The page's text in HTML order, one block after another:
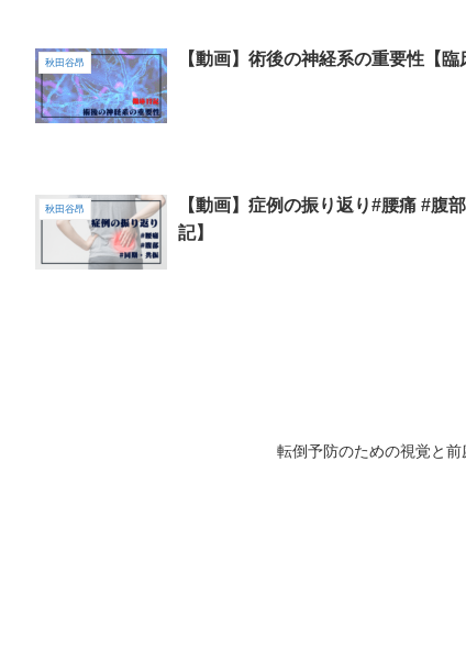
秋田谷昂 【動画】術後の神経系の重要性【臨
秋田谷昂
【動画】症例の振り返り#腰痛 #腹
記】
転倒予防のための視覚と前